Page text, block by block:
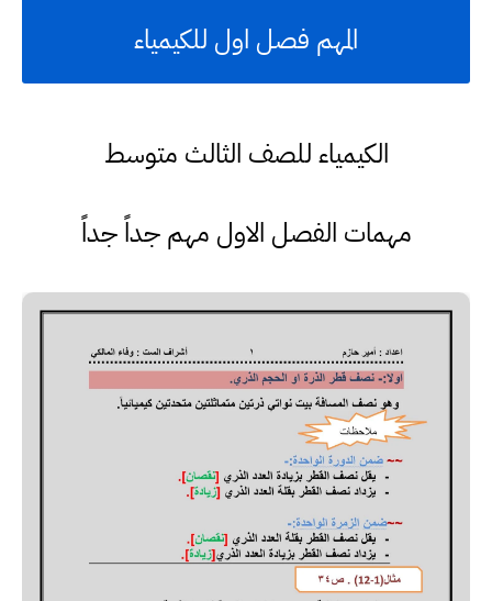
المهم فصل اول للكيمياء
الكيمياء للصف الثالث متوسط
مهمات الفصل الاول مهم جداً جداً